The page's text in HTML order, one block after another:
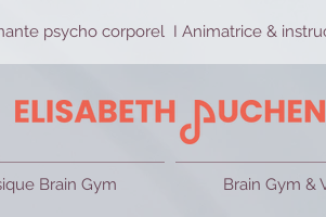
psycho corporel I Animatrice &
Brain Gym Brain Gym &